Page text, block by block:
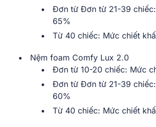
Đơn từ Đơn từ 21-39
65%
Từ 40 chiếc: Mức chiết
Nệm foam Comfy Lux 2.0
Đơn từ 10-20 chiếc: Mức
Đơn từ Đơn từ 21-39
60%
Từ 40 chiếc: Mức chiết